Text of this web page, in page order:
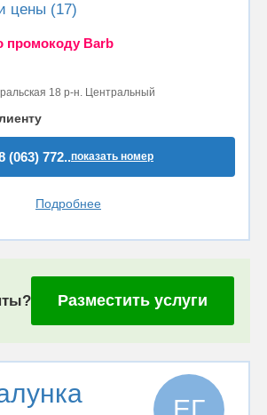
цены (17)
промокоду Barb
18 р-н. Центральный
(063) 772..показать номер
Подробнее
Разместить услуги